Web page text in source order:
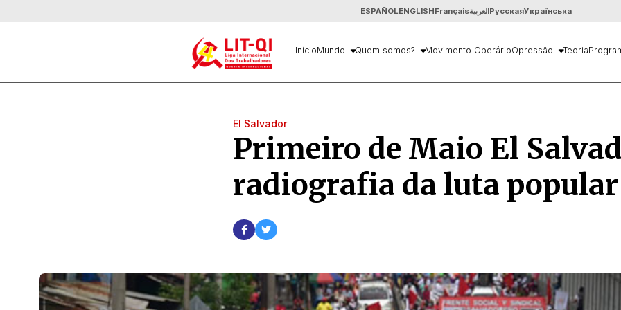
ESPAÑOLENGLISHFrançaisالعربيةРусскаяУкраїнська
InícioMundo Quem somos? Movimento OperárioOpressão Teoria
El Salvador
Primeiro de Maio El
radiografia da luta popular